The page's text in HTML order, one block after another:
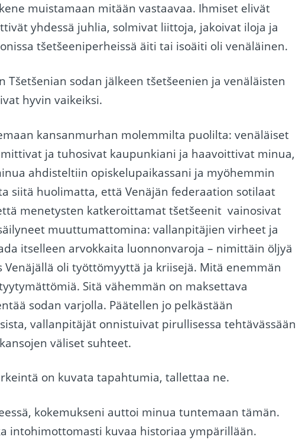
muistamaan mitään vastaavaa. Ihmiset elivät
yhdessä juhlia, solmivat liittoja, jakoivat iloja ja
tšetšeeniperheissä äiti tai isoäiti oli venäläinen.
Tšetšenian sodan jälkeen tšetšeenien ja venäläisten
hyvin vaikeiksi.
kansanmurhan molemmilta puolilta: venäläiset
ja tuhosivat kaupunkiani ja haavoittivat minua,
ahdisteltiin opiskelupaikassani ja myöhemmin
siitä huolimatta, että Venäjän federaation sotilaat
menetysten katkeroittamat tšetšeenit vainosivat
muuttumattomina: vallanpitäjien virheet ja
itselleen arvokkaita luonnonvaroja – nimittäin öljyä
oli työttömyyttä ja kriisejä. Mitä enemmän
Sitä vähemmän on maksettava
sodan varjolla. Päätellen jo pelkästään
vallanpitäjät onnistuivat pirullisessa tehtävässään
väliset suhteet.
on kuvata tapahtumia, tallettaa ne.
kokemukseni auttoi minua tuntemaan tämän.
intohimottomasti kuvaa historiaa ympärillään.